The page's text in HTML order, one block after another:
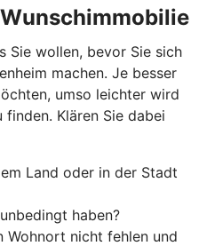
Sie wollen, bevor Sie sich
machen. Je besser
umso leichter wird
Klären Sie dabei
Land oder in der Stadt
haben?
Wohnort nicht fehlen und